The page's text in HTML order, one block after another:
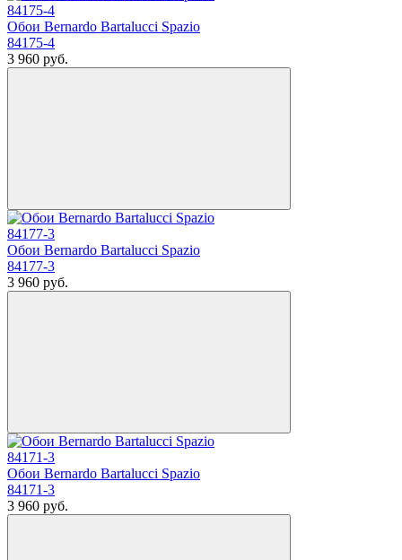
Обои Bernardo Bartalucci Spazio
84175-4
3 960 руб.
Обои Bernardo Bartalucci Spazio
84177-3
3 960 руб.
Обои Bernardo Bartalucci Spazio
84171-3
3 960 руб.